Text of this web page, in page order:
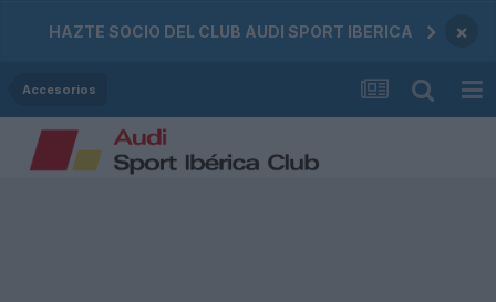
HAZTE SOCIO DEL CLUB AUDI SPORT IBERICA ×
Accesorios